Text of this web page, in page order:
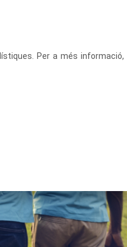
Per a més informació,